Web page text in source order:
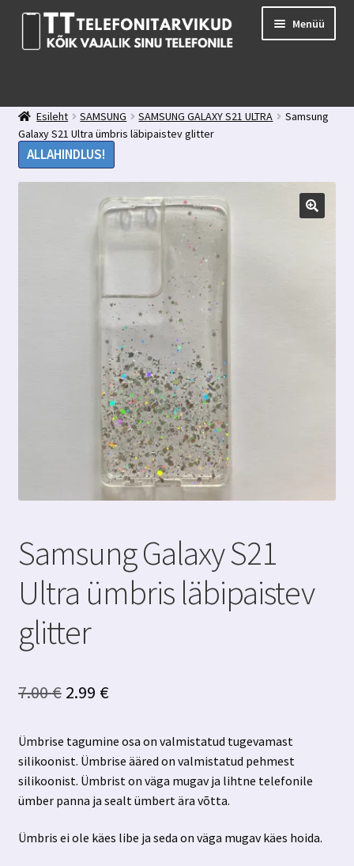
Liigu
navigeerimisele
Liigu
juurde
Menüü
Minu konto
Ostukorv
Kontakt
Esileht SAMSUNG SAMSUNG GALAXY S21 ULTRA
Samsung
Galaxy S21 Ultra ümbris läbipaistev glitter
ALLAHINDLUS!
Samsung Galaxy S21
Ultra ümbris läbipaistev
glitter
7.00€ Algne
oli:
7.00 €.
2.99 €Praegune
on:
2.99 €.
Ümbrise tagumine osa on valmistatud tugevamast
silikoonist. Ümbrise ääred on valmistatud pehmest
silikoonist. Ümbrist on väga mugav ja lihtne telefonile
ümber panna ja sealt ümbert ära võtta.
Ümbris ei ole käes libe ja seda on väga mugav käes hoida.